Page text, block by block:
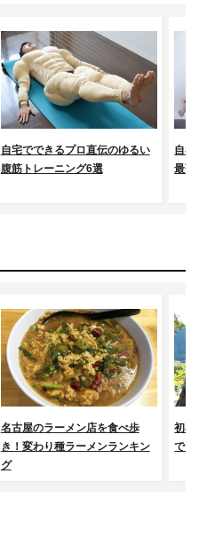
自宅でできるプロ直伝のゆるい
腹筋トレーニング6選
自宅
最強
名古屋のラーメン店を食べ歩
き！変わり種ラーメンランキン
グ
初め
で山